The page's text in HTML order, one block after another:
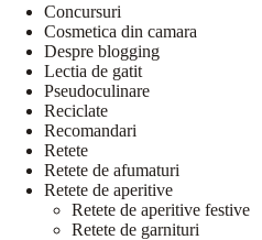
Concursuri
Cosmetica din camara
Despre blogging
Lectia de gatit
Pseudoculinare
Reciclate
Recomandari
Retete
Retete de afumaturi
Retete de aperitive
Retete de aperitive festive
Retete de garnituri